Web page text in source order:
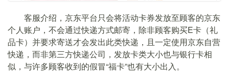
客服介绍，京东平台只会将活动卡券发放至顾客的京东
个人账户，不会通过快递方式邮寄，除非顾客购买E卡（礼
品卡）并要求寄送才会发出此类快递，且一定使用京东自营
快递，而非第三方快递公司，发放卡类大小也与银行卡相
似，与许多顾客收到的假冒“福卡”也有大小出入。